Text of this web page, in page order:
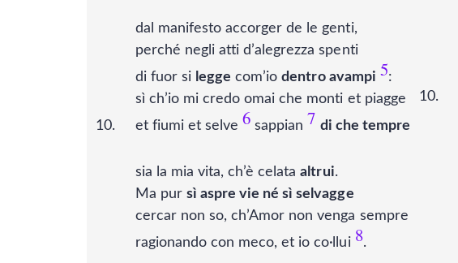
dal manifesto accorger de le genti,
perché negli atti d’alegrezza spenti
di fuor si legge com’iodentro avampi 5:
sì ch’io mi credo omai che monti et piagge
et fiumi et selve 6 sappian 7 di che tempre
sia la mia vita, ch’è celataaltrui.
Ma pursì aspre vie né sì selvagge
cercar non so, ch’Amor non venga sempre
ragionando con meco, et io co·llui 8.